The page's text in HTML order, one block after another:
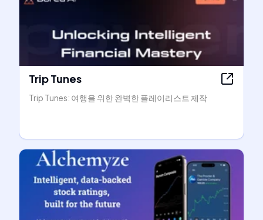
Trip Tunes
Trip Tunes: 여행을 위한 완벽한 플레이리스트 제작